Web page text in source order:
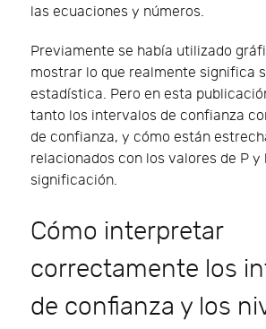
las ecuaciones y números.
Previamente se había utilizado
mostrar lo que realmente significa
estadística. Pero en esta
tanto los intervalos de confianza
de confianza, y cómo están
relacionados con los valores de P y
significación.
Cómo interpretar
correctamente los
de confianza y los